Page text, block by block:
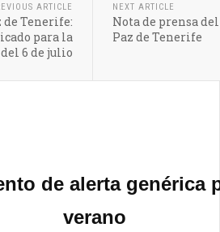
ARTICLE
de Tenerife:
para la
6 de julio
NEXT ARTICLE
Nota de prensa
Paz de Tenerife
de alerta genérica
verano